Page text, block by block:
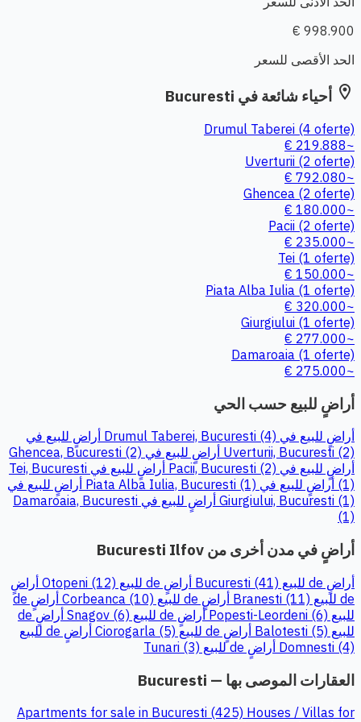
998.900 €
الحد الأقصى للسعر
location_on أحياء شائعة في Bucuresti
Drumul Taberei (4 oferte)
~219.888 €
Uverturii (2 oferte)
~792.080 €
Ghencea (2 oferte)
~180.000 €
Pacii (2 oferte)
~235.000 €
Tei (1 oferte)
~150.000 €
Piata Alba Iulia (1 oferte)
~320.000 €
Giurgiului (1 oferte)
~277.000 €
Damaroaia (1 oferte)
~275.000 €
أراضٍ للبيع حسب الحي
أراضٍ للبيع في Drumul Taberei, Bucuresti (4)
أراضٍ للبيع في
Uverturii, Bucuresti (2) أراضٍ للبيع في Ghencea, Bucuresti (2)
أراضٍ للبيع في Pacii, Bucuresti (2)
أراضٍ للبيع في Tei, Bucuresti
(1) أراضٍ للبيع في Piata Alba Iulia, Bucuresti (1)
أراضٍ للبيع في
Giurgiului, Bucuresti (1)
أراضٍ للبيع في Damaroaia, Bucuresti
(1)
أراضٍ في مدن أخرى من Bucuresti Ilfov
أراضٍ de للبيع Bucuresti (41) أراضٍ de للبيع Otopeni (12)
أراضٍ
de للبيع Branesti (11)
أراضٍ de للبيع Corbeanca (10)
أراضٍ de
للبيع Popesti-Leordeni (6)
أراضٍ de للبيع Snagov (6)
أراضٍ de
للبيع Balotesti (5)
أراضٍ de للبيع Ciorogarla (5)
أراضٍ de للبيع
Domnesti (4) أراضٍ de للبيع Tunari (3)
العقارات الموصى بها — Bucuresti
Apartments for sale in Bucuresti (425) Houses / Villas for